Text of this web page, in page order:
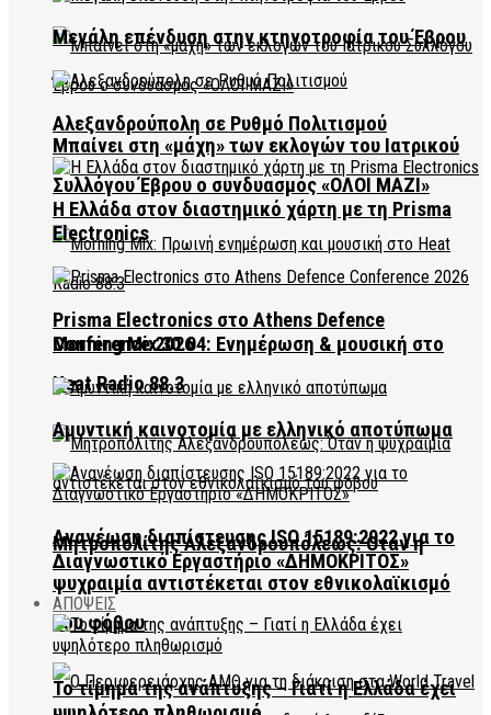
Μπαίνει στη «μάχη» των εκλογών του Ιατρικού
Συλλόγου Έβρου ο συνδυασμός «ΟΛΟΙ ΜΑΖΙ»
Morning Mix 30.04: Ενημέρωση & μουσική στο
Heat Radio 88.3
Μητροπολίτης Αλεξανδρουπόλεως: Όταν η
ψυχραιμία αντιστέκεται στον εθνικολαϊκισμό
του φόβου
Μεγάλη επένδυση στην κτηνοτροφία του Έβρου
Αλεξανδρούπολη σε Ρυθμό Πολιτισμού
Η Ελλάδα στον διαστημικό χάρτη με τη Prisma
Electronics
Prisma Electronics στο Athens Defence
Conference 2026
Αμυντική καινοτομία με ελληνικό αποτύπωμα
Ανανέωση διαπίστευσης ISO 15189:2022 για το
Διαγνωστικό Εργαστήριο «ΔΗΜΟΚΡΙΤΟΣ»
ΑΠΟΨΕΙΣ
Το τίμημα της ανάπτυξης – Γιατί η Ελλάδα έχει